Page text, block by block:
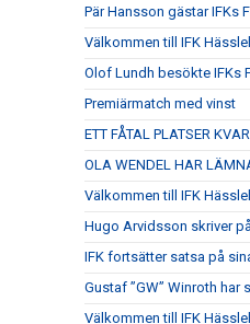
Pär Hansson gästar IFKs
Välkommen till IFK
Olof Lundh besökte IFKs
Premiärmatch med vinst
ETT FÅTAL PLATSER KVAR
OLA WENDEL HAR
Välkommen till IFK
Hugo Arvidsson skriver
IFK fortsätter satsa på
Gustaf ”GW” Winroth har
Välkommen till IFK